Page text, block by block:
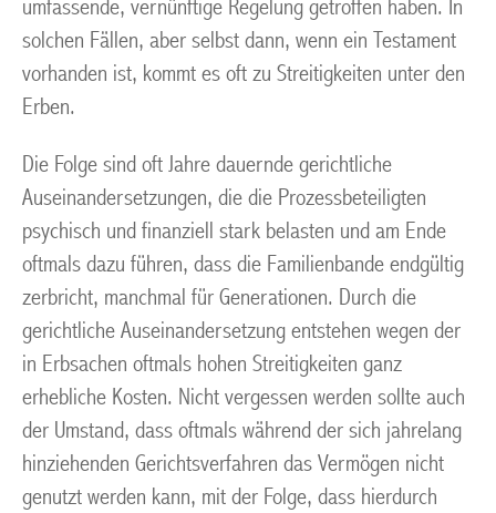
umfassende, vernünftige Regelung getroffen haben. In
solchen Fällen, aber selbst dann, wenn ein Testament
vorhanden ist, kommt es oft zu Streitigkeiten unter den
Erben.
Die Folge sind oft Jahre dauernde gerichtliche
Auseinandersetzungen, die die Prozessbeteiligten
psychisch und finanziell stark belasten und am Ende
oftmals dazu führen, dass die Familienbande endgültig
zerbricht, manchmal für Generationen. Durch die
gerichtliche Auseinandersetzung entstehen wegen der
in Erbsachen oftmals hohen Streitigkeiten ganz
erhebliche Kosten. Nicht vergessen werden sollte auch
der Umstand, dass oftmals während der sich jahrelang
hinziehenden Gerichtsverfahren das Vermögen nicht
genutzt werden kann, mit der Folge, dass hierdurch